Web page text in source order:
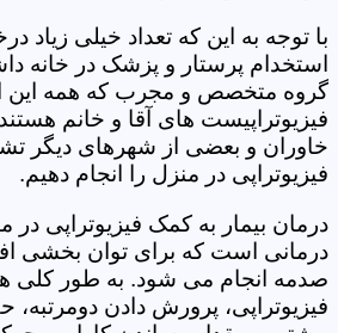
با توجه به این که تعداد خیلی زیاد
استخدام پرستار و پزشک در خانه
گروه متخصص و مجرب که همه این
فیزیوتراپیست های آقا و خانم
خاوران و بعضی از شهرهای دیگر
فیزیوتراپی در منزل را انجام دهیم.
درمان بیمار به کمک فیزیوتراپی
درمانی است که برای توان بخشی
صدمه انجام می شود. به طور کلی
فیزیوتراپی، پرورش دادن